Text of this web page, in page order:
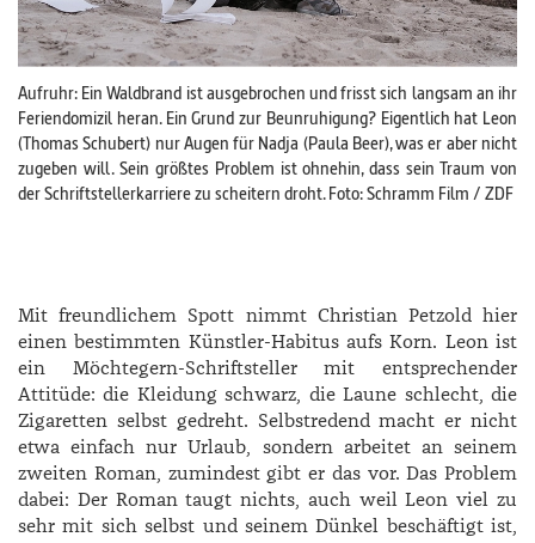
Aufruhr: Ein Waldbrand ist ausgebrochen und frisst sich langsam an ihr
Feriendomizil heran. Ein Grund zur Beunruhigung? Eigentlich hat Leon
(Thomas ­Schubert) nur Augen für ­Nadja (­Paula Beer), was er aber nicht
zugeben will. Sein größtes Problem ist ohnehin, dass sein Traum von
der Schriftstellerkarriere zu scheitern droht. Foto: Schramm Film / ZDF
Mit freundlichem Spott nimmt ­Christian ­Petzold hier
einen bestimmten Künstler-Habitus aufs Korn. Leon ist
ein Möchtegern-Schriftsteller mit entsprechender
Attitüde: die Kleidung schwarz, die Laune schlecht, die
Zigaretten selbst gedreht. Selbstredend macht er nicht
etwa einfach nur Urlaub, sondern arbeitet an seinem
zweiten Roman, zumindest gibt er das vor. Das Problem
dabei: Der Roman taugt nichts, auch weil Leon viel zu
sehr mit sich selbst und seinem Dünkel beschäftigt ist,